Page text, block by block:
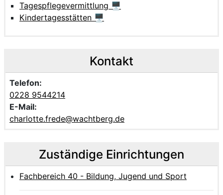
Tagespflegevermittlung 🖥
Kindertagesstätten 🖥
Kontakt
Telefon:
0228 9544214
E-Mail:
charlotte.frede@wachtberg.de
Zuständige Einrichtungen
Fachbereich 40 - Bildung, Jugend und Sport